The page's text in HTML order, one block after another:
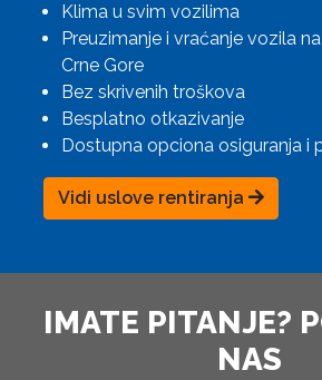
Klima u svim vozilima
Preuzimanje i vraćanje vozila
Crne Gore
Bez skrivenih troškova
Besplatno otkazivanje
Dostupna opciona osiguranja i
Vidi uslove rentiranja
IMATE PITANJE?
NAS